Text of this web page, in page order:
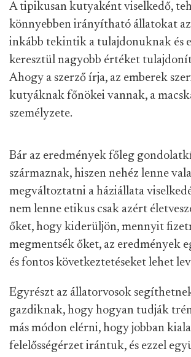
A tipikusan kutyaként viselkedő,
könnyebben irányítható állatokat
inkább tekintik a tulajdonuknak és
keresztül nagyobb értéket
Ahogy a szerző írja, az emberek
kutyáknak főnökei vannak, a
személyzete.
Bár az eredmények főleg
származnak, hiszen nehéz lenne
megváltoztatni a háziállata
nem lenne etikus csak azért
őket, hogy kiderüljön, mennyit
megmentsék őket, az eredmények
és fontos következtetéseket lehet
Egyrészt az állatorvosok
gazdiknak, hogy hogyan tudják
más módon elérni, hogy jobban
felelősségérzet irántuk, és ezzel